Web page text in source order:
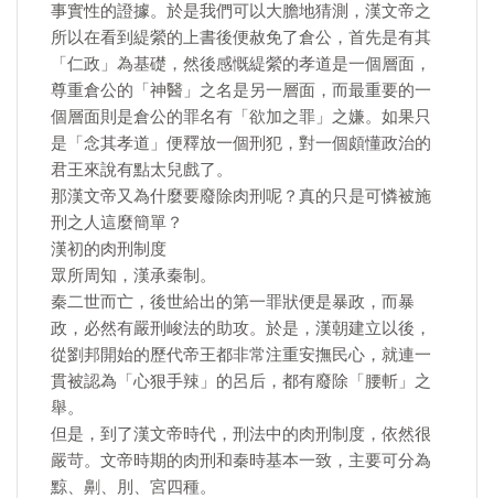
事實性的證據。於是我們可以大膽地猜測，漢文帝之
所以在看到緹縈的上書後便赦免了倉公，首先是有其
「仁政」為基礎，然後感慨緹縈的孝道是一個層面，
尊重倉公的「神醫」之名是另一層面，而最重要的一
個層面則是倉公的罪名有「欲加之罪」之嫌。如果只
是「念其孝道」便釋放一個刑犯，對一個頗懂政治的
君王來說有點太兒戲了。
那漢文帝又為什麼要廢除肉刑呢？真的只是可憐被施
刑之人這麼簡單？
漢初的肉刑制度
眾所周知，漢承秦制。
秦二世而亡，後世給出的第一罪狀便是暴政，而暴
政，必然有嚴刑峻法的助攻。於是，漢朝建立以後，
從劉邦開始的歷代帝王都非常注重安撫民心，就連一
貫被認為「心狠手辣」的呂后，都有廢除「腰斬」之
舉。
但是，到了漢文帝時代，刑法中的肉刑制度，依然很
嚴苛。文帝時期的肉刑和秦時基本一致，主要可分為
黥、劓、刖、宮四種。